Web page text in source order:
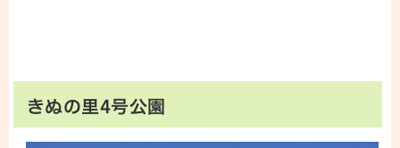
きぬの里4号公園